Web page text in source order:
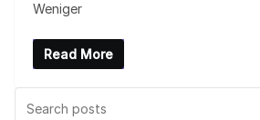
Weniger
Read More